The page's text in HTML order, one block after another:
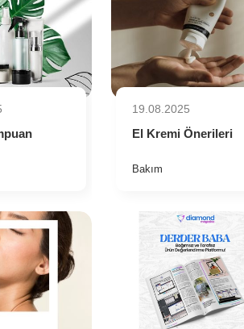
19.08.2025
El Kremi Önerileri
Bakım